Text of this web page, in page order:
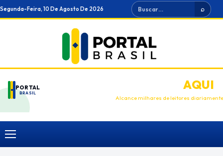
Ir
para
Segunda-Feira, 10 De Agosto De 2026 Buscar ⌕
PORTAL
BRASIL
ANUNCIEAQUI
Alcance milhares de leitores diariamente
Menu